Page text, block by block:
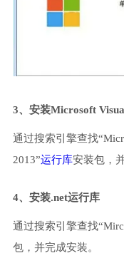
3、安装Microsoft
通过搜索引擎查找
2013”运行库安装包，
4、安装.net运行库
通过搜索引擎查找
包，并完成安装。